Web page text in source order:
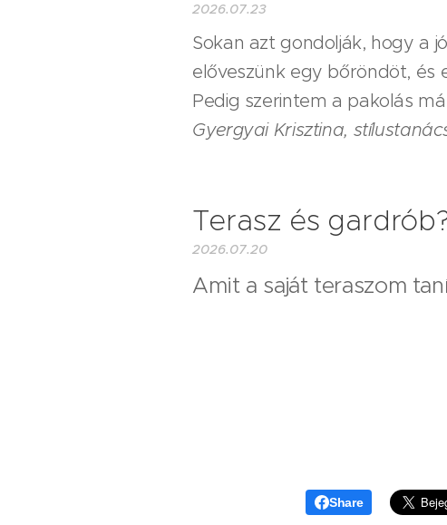
2026.07.23
Sokan azt gondolják, hogy a
előveszünk egy bőröndöt, és
Pedig szerintem a pakolás
Gyergyai Krisztina,
Terasz és
2026.07.20
Amit a saját teraszom
Share